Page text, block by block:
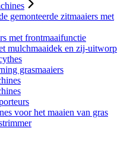
gemonteerde zitmaaiers met
met frontmaaifunctie
mulchmaaidek en zij-uitworp
grasmaaiers
voor het maaien van gras